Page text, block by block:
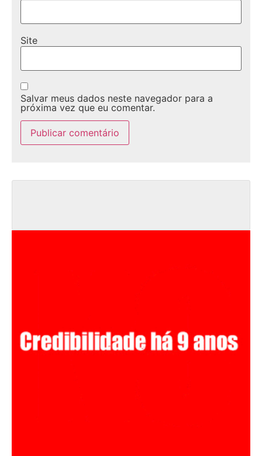
Site
Salvar meus dados neste navegador para a
próxima vez que eu comentar.